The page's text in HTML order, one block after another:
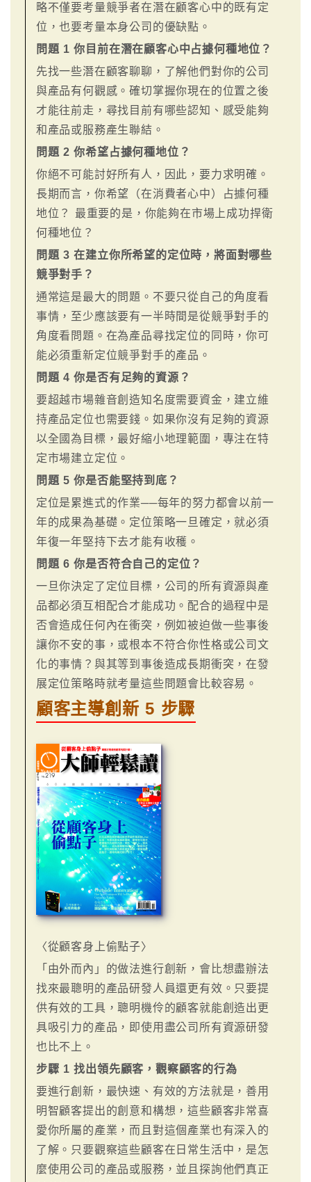
略不僅要考量競爭者在潛在顧客心中的既有定
位，也要考量本身公司的優缺點。
問題 1 你目前在潛在顧客心中占據何種地位？
先找一些潛在顧客聊聊，了解他們對你的公司
與產品有何觀感。確切掌握你現在的位置之後
才能往前走，尋找目前有哪些認知、感受能夠
和產品或服務產生聯結。
問題 2 你希望占據何種地位？
你絕不可能討好所有人，因此，要力求明確。
長期而言，你希望（在消費者心中）占據何種
地位？ 最重要的是，你能夠在市場上成功捍衛
何種地位？
問題 3 在建立你所希望的定位時，將面對哪些
競爭對手？
通常這是最大的問題。不要只從自己的角度看
事情，至少應該要有一半時間是從競爭對手的
角度看問題。在為產品尋找定位的同時，你可
能必須重新定位競爭對手的產品。
問題 4 你是否有足夠的資源？
要超越市場雜音創造知名度需要資金，建立維
持產品定位也需要錢。如果你沒有足夠的資源
以全國為目標，最好縮小地理範圍，專注在特
定市場建立定位。
問題 5 你是否能堅持到底？
定位是累進式的作業──每年的努力都會以前一
年的成果為基礎。定位策略一旦確定，就必須
年復一年堅持下去才能有收穫。
問題 6 你是否符合自己的定位？
一旦你決定了定位目標，公司的所有資源與產
品都必須互相配合才能成功。配合的過程中是
否會造成任何內在衝突，例如被迫做一些事後
讓你不安的事，或根本不符合你性格或公司文
化的事情？與其等到事後造成長期衝突，在發
展定位策略時就考量這些問題會比較容易。
顧客主導創新 5 步驟
〈從顧客身上偷點子〉
「由外而內」的做法進行創新，會比想盡辦法
找來最聰明的產品研發人員還更有效。只要提
供有效的工具，聰明機伶的顧客就能創造出更
具吸引力的產品，即使用盡公司所有資源研發
也比不上。
步驟 1 找出領先顧客，觀察顧客的行為
要進行創新，最快速、有效的方法就是，善用
明智顧客提出的創意和構想，這些顧客非常喜
愛你所屬的產業，而且對這個產業也有深入的
了解。只要觀察這些顧客在日常生活中，是怎
麼使用公司的產品或服務，並且探詢他們真正